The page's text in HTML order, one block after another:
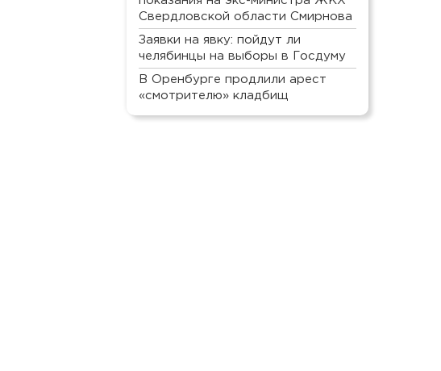
Свердловской области Смирнова
Заявки на явку: пойдут ли
челябинцы на выборы в Госдуму
В Оренбурге продлили арест
«смотрителю» кладбищ